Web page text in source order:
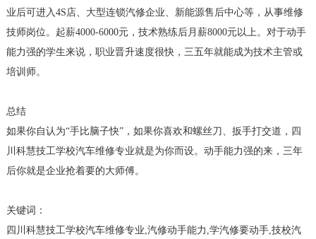
业后可进入4S店、大型连锁汽修企业、新能源售后中心等，从事维修
技师岗位。起薪4000-6000元，技术熟练后月薪8000元以上。对于动手
能力强的学生来说，职业晋升速度很快，三五年就能成为技术主管或
培训师。
总结
如果你自认为“手比脑子快”，如果你喜欢和螺丝刀、扳手打交道，四
川科慧技工学校汽车维修专业就是为你而设。动手能力强的来，三年
后你就是企业抢着要的大师傅。
关键词：
四川科慧技工学校汽车维修专业,汽修动手能力,学汽修要动手,技校汽